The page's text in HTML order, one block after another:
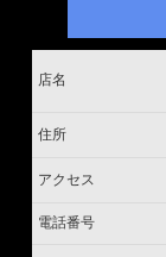
店名
住所
アクセス
電話番号